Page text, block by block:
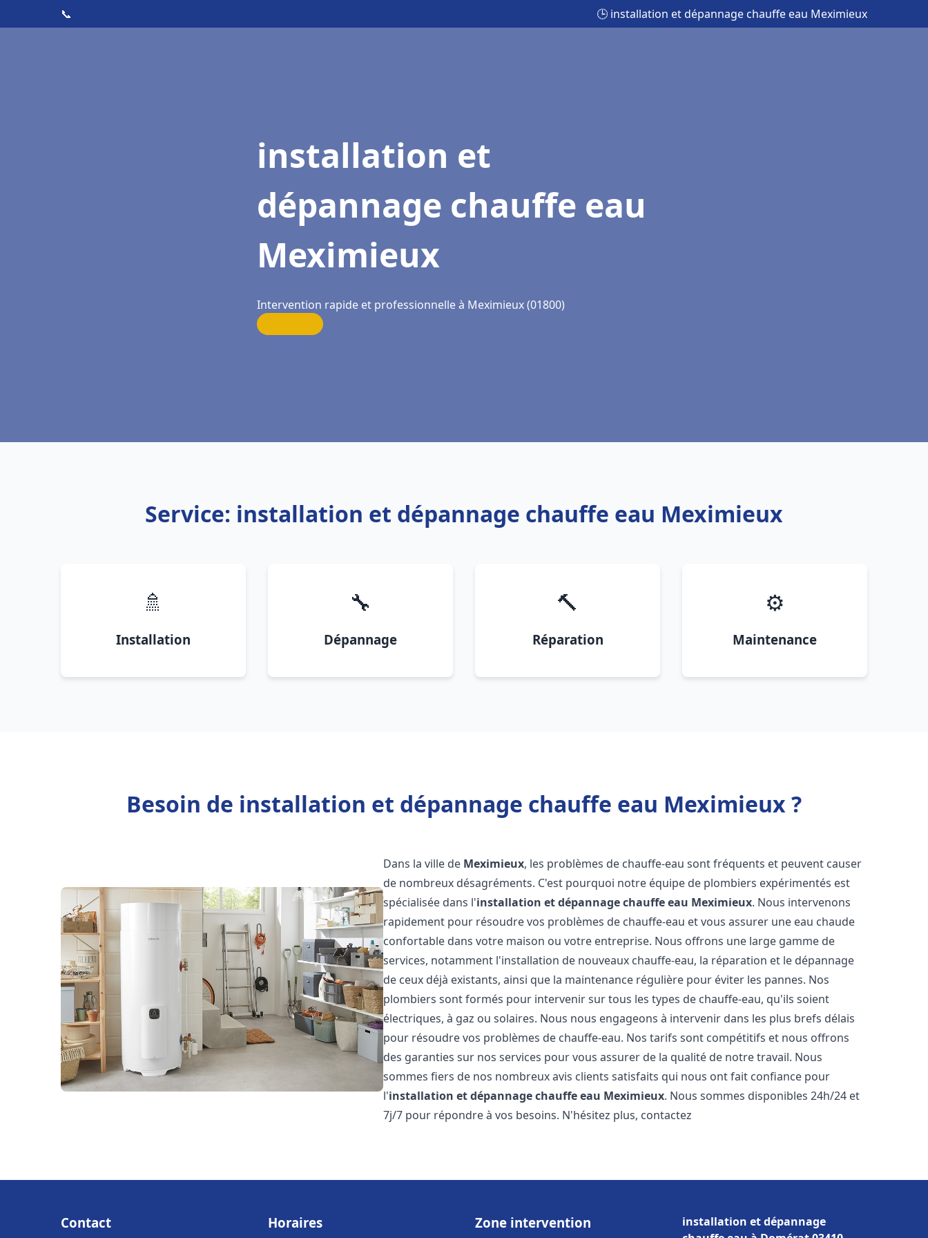
📞 🕒 installation et dépannage chauffe eau Meximieux
installation et
dépannage chauffe eau
Meximieux
Intervention rapide et professionnelle à Meximieux (01800)
Service: installation et dépannage chauffe eau Meximieux
🚿
Installation
🔧
Dépannage
🔨
Réparation
⚙️
Maintenance
Besoin de installation et dépannage chauffe eau Meximieux ?
Dans la ville de Meximieux, les problèmes de chauffe-eau sont fréquents et peuvent causer
de nombreux désagréments. C'est pourquoi notre équipe de plombiers expérimentés est
spécialisée dans l'installation et dépannage chauffe eau Meximieux. Nous intervenons
rapidement pour résoudre vos problèmes de chauffe-eau et vous assurer une eau chaude
confortable dans votre maison ou votre entreprise. Nous offrons une large gamme de
services, notamment l'installation de nouveaux chauffe-eau, la réparation et le dépannage
de ceux déjà existants, ainsi que la maintenance régulière pour éviter les pannes. Nos
plombiers sont formés pour intervenir sur tous les types de chauffe-eau, qu'ils soient
électriques, à gaz ou solaires. Nous nous engageons à intervenir dans les plus brefs délais
pour résoudre vos problèmes de chauffe-eau. Nos tarifs sont compétitifs et nous offrons
des garanties sur nos services pour vous assurer de la qualité de notre travail. Nous
sommes fiers de nos nombreux avis clients satisfaits qui nous ont fait confiance pour
l'installation et dépannage chauffe eau Meximieux. Nous sommes disponibles 24h/24 et
7j/7 pour répondre à vos besoins. N'hésitez plus, contactez
Contact Horaires Zone intervention
installation et dépannage